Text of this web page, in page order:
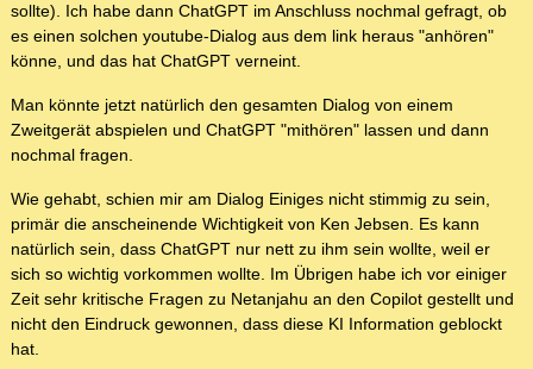
sollte). Ich habe dann ChatGPT im Anschluss nochmal gefragt, ob
es einen solchen youtube-Dialog aus dem link heraus "anhören"
könne, und das hat ChatGPT verneint.
Man könnte jetzt natürlich den gesamten Dialog von einem
Zweitgerät abspielen und ChatGPT "mithören" lassen und dann
nochmal fragen.
Wie gehabt, schien mir am Dialog Einiges nicht stimmig zu sein,
primär die anscheinende Wichtigkeit von Ken Jebsen. Es kann
natürlich sein, dass ChatGPT nur nett zu ihm sein wollte, weil er
sich so wichtig vorkommen wollte. Im Übrigen habe ich vor einiger
Zeit sehr kritische Fragen zu Netanjahu an den Copilot gestellt und
nicht den Eindruck gewonnen, dass diese KI Information geblockt
hat.